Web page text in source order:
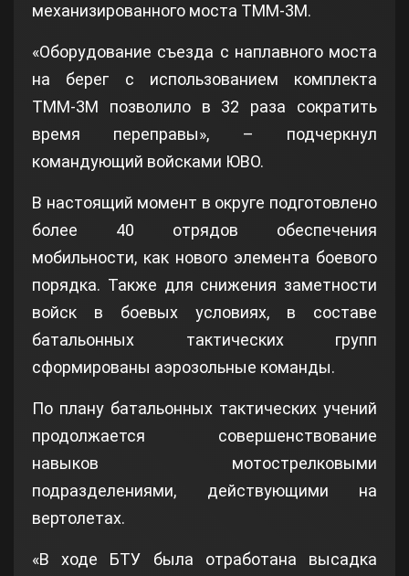
механизированного моста ТММ-3М.
«Оборудование съезда с наплавного моста
на берег с использованием комплекта
ТММ-3М позволило в 32 раза сократить
время переправы», – подчеркнул
командующий войсками ЮВО.
В настоящий момент в округе подготовлено
более 40 отрядов обеспечения
мобильности, как нового элемента боевого
порядка. Также для снижения заметности
войск в боевых условиях, в составе
батальонных тактических групп
сформированы аэрозольные команды.
По плану батальонных тактических учений
продолжается совершенствование
навыков мотострелковыми
подразделениями, действующими на
вертолетах.
«В ходе БТУ была отработана высадка